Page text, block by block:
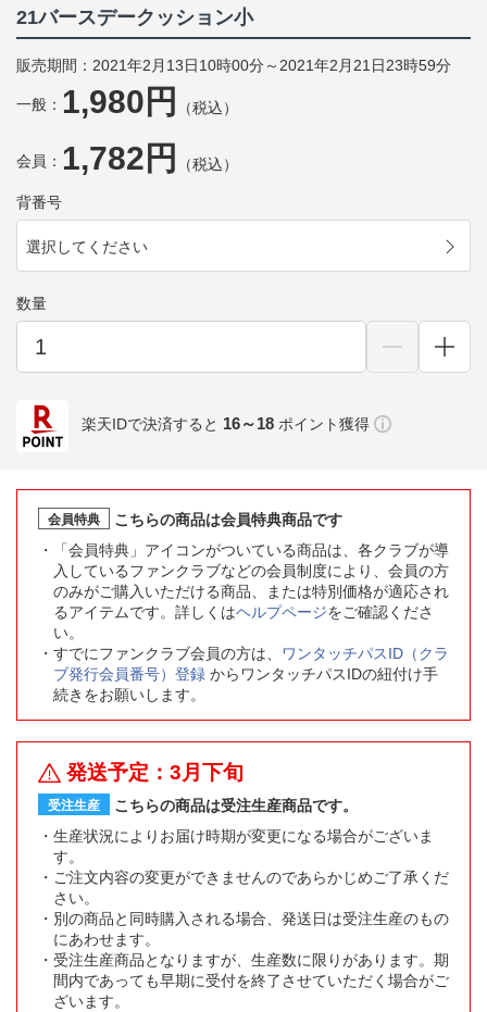
21バースデークッション小
販売期間：2021年2月13日10時00分～2021年2月21日23時59分
一般： 1,980円 （税込）
会員： 1,782円 （税込）
背番号
選択してください
数量
楽天IDで決済すると 16～18 ポイント獲得
会員特典
こちらの商品は会員特典商品です
「会員特典」アイコンがついている商品は、各クラブが導
入しているファンクラブなどの会員制度により、会員の方
のみがご購入いただける商品、または特別価格が適応され
るアイテムです。詳しくはヘルプページをご確認くださ
い。
すでにファンクラブ会員の方は、
ワンタッチパスID（クラ
ブ発行会員番号）登録 からワンタッチパスIDの紐付け手
続きをお願いします。
発送予定：3月下旬
受注生産
こちらの商品は受注生産商品です。
生産状況によりお届け時期が変更になる場合がございま
す。
ご注文内容の変更ができませんのであらかじめご了承くだ
さい。
別の商品と同時購入される場合、発送日は受注生産のもの
にあわせます。
受注生産商品となりますが、生産数に限りがあります。期
間内であっても早期に受付を終了させていただく場合がご
ざいます。